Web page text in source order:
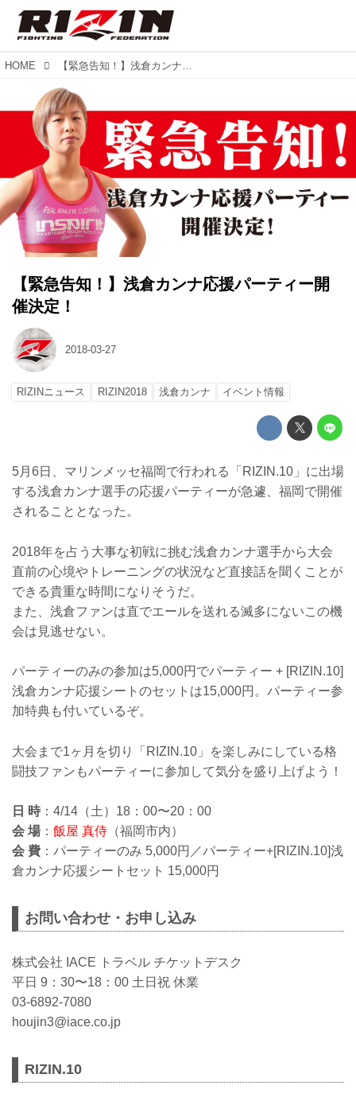
HOME 【緊急告知！】浅倉カンナ応援パーティー開催決定！
【緊急告知！】浅倉カンナ応援パーティー開
催決定！
2018-03-27
RIZINニュース RIZIN2018 浅倉カンナ イベント情報
5月6日、マリンメッセ福岡で行われる「RIZIN.10」に出場
する浅倉カンナ選手の応援パーティーが急遽、福岡で開催
されることとなった。
2018年を占う大事な初戦に挑む浅倉カンナ選手から大会
直前の心境やトレーニングの状況など直接話を聞くことが
できる貴重な時間になりそうだ。
また、浅倉ファンは直でエールを送れる滅多にないこの機
会は見逃せない。
パーティーのみの参加は5,000円でパーティー + [RIZIN.10]
浅倉カンナ応援シートのセットは15,000円。パーティー参
加特典も付いているぞ。
大会まで1ヶ月を切り「RIZIN.10」を楽しみにしている格
闘技ファンもパーティーに参加して気分を盛り上げよう！
日 時：4/14（土）18：00〜20：00
会 場： 飯屋 真侍 （福岡市内）
会 費 ：パーティーのみ 5,000円／パーティー+[RIZIN.10]浅
倉カンナ応援シートセット 15,000円
お問い合わせ・お申し込み
株式会社 IACE トラベル チケットデスク
平日 9：30〜18：00 土日祝 休業
03-6892-7080
houjin3@iace.co.jp
RIZIN.10